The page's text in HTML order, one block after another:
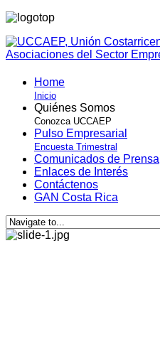
Home
Inicio
Quiénes Somos
Conozca UCCAEP
Pulso Empresarial
Encuesta Trimestral
Comunicados de Prensa
Enlaces de Interés
Contáctenos
GAN Costa Rica